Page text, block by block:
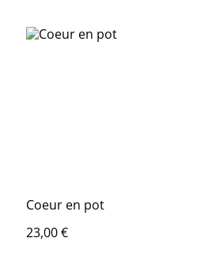
Coeur en pot
23,00 €